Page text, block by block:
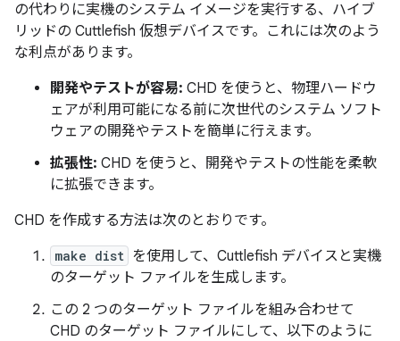
の代わりに実機のシステム イメージを実行する、ハイブ
リッドの Cuttlefish 仮想デバイスです。これには次のよう
な利点があります。
開発やテストが容易: CHD を使うと、物理ハードウ
ェアが利用可能になる前に次世代のシステム ソフト
ウェアの開発やテストを簡単に行えます。
拡張性: CHD を使うと、開発やテストの性能を柔軟
に拡張できます。
CHD を作成する方法は次のとおりです。
make dist を使用して、Cuttlefish デバイスと実機
のターゲット ファイルを生成します。
この 2 つのターゲット ファイルを組み合わせて
CHD のターゲット ファイルにして、以下のように